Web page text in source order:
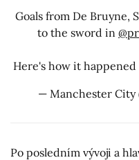
Goals from De Bruyne,
to the sword in
Here's how it happened
— Manchester City
Po posledním vývoji a